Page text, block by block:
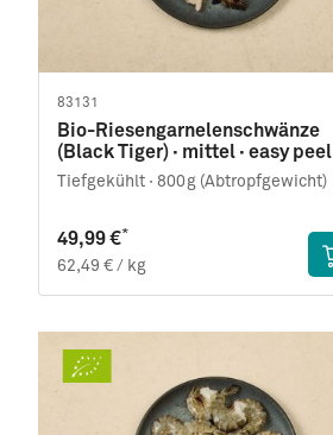
83131
Bio-Riesengarnelenschwänze
(Black Tiger) · mittel · easy peel
Tiefgekühlt · 800g (Abtropfgewicht)
49,99 €*
62,49 € / kg